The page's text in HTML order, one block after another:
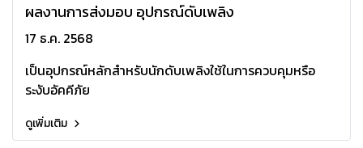
ผลงานการส่งมอบ อุปกรณ์ดับเพลิง️
17 ธ.ค. 2568
เป็นอุปกรณ์หลักสำหรับนักดับเพลิงใช้ในการควบคุมหรือ
ระงับอัคคีภัย
ดูเพิ่มเติม